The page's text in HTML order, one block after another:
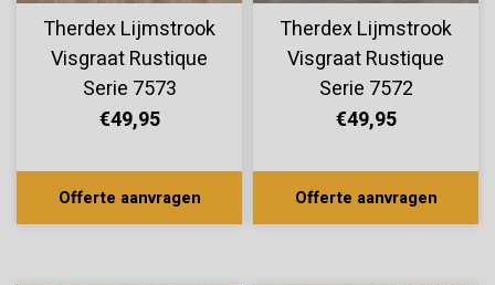
Therdex Lijmstrook
Visgraat Rustique
Serie 7573
€49,95
Offerte aanvragen
Therdex Lijmstrook
Visgraat Rustique
Serie 7572
€49,95
Offerte aanvragen